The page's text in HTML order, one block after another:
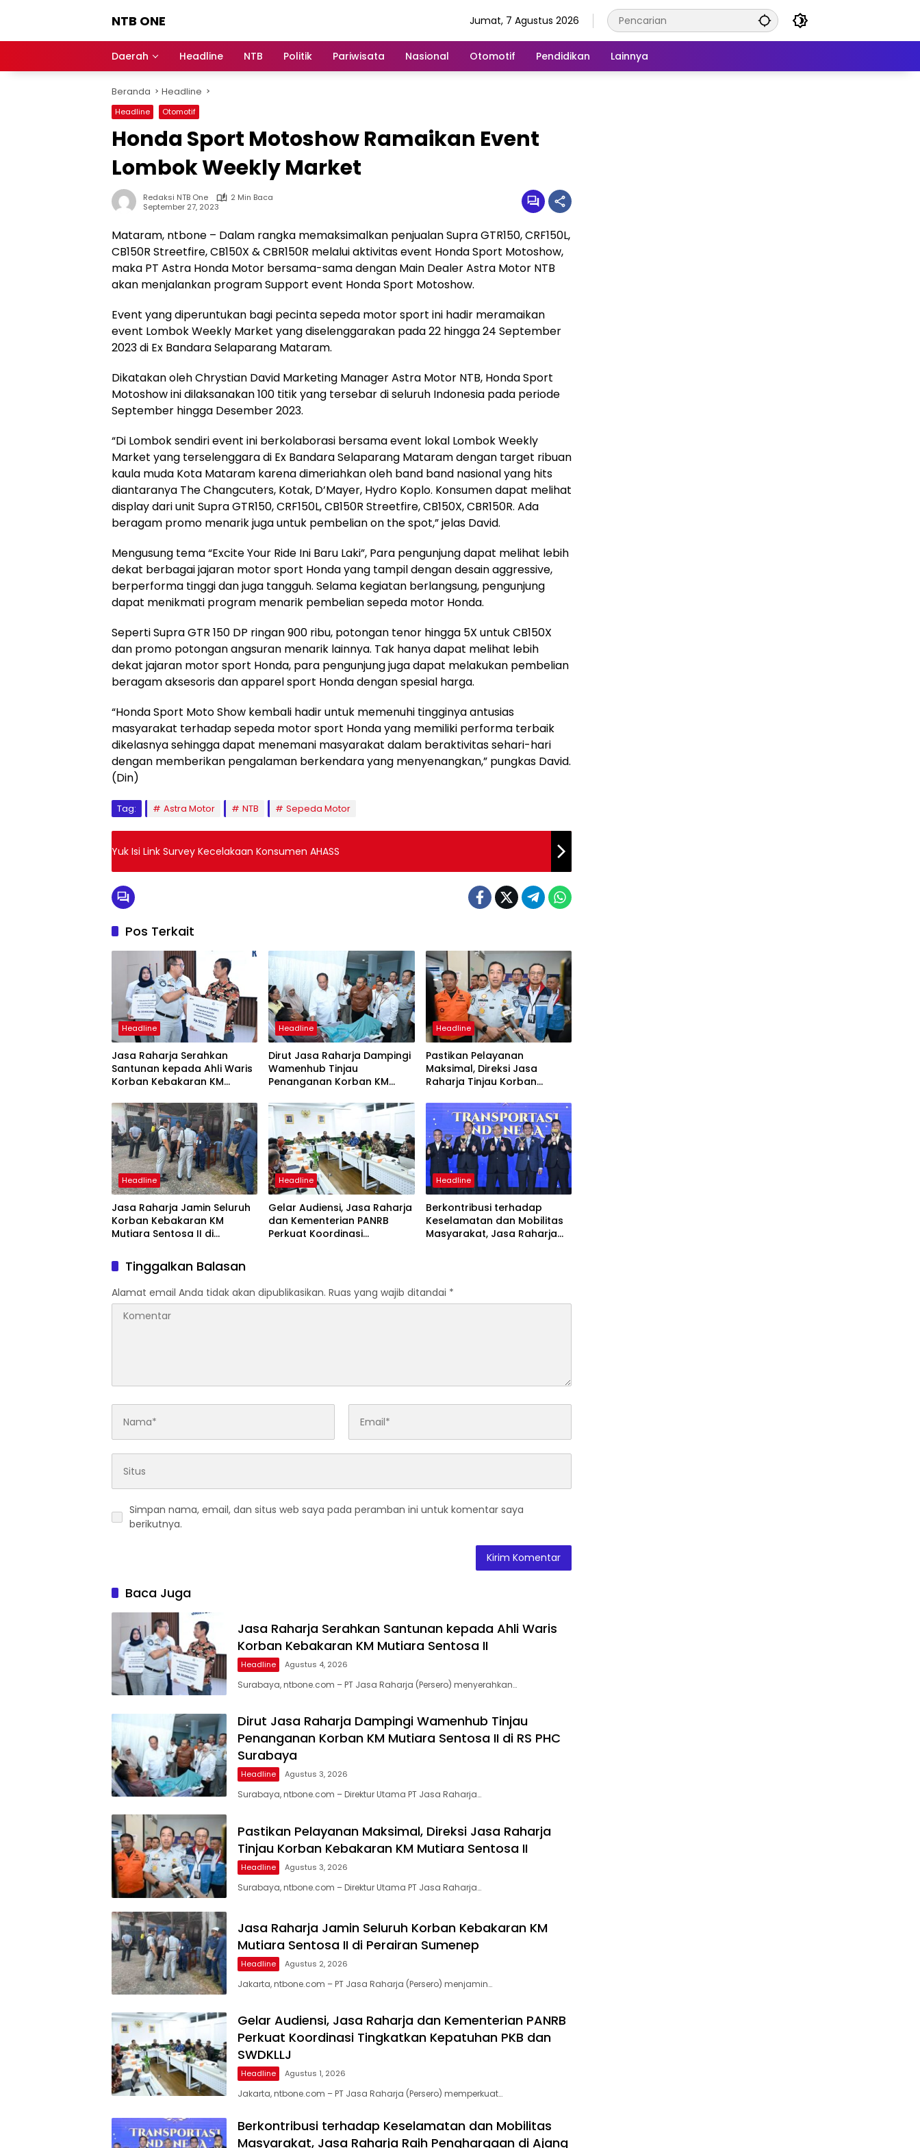
NTB ONE
dan
Berita
Lombok
Jumat, 7 Agustus 2026
Daerah Headline NTB Politik Pariwisata Nasional Otomotif Pendidikan Lainnya
Beranda Headline
Headline Otomotif
Honda Sport Motoshow Ramaikan Event
Lombok Weekly Market
Redaksi NTB One
2 Min Baca
September 27, 2023
Mataram, ntbone – Dalam rangka memaksimalkan penjualan Supra GTR150, CRF150L,
CB150R Streetfire, CB150X & CBR150R melalui aktivitas event Honda Sport Motoshow,
maka PT Astra Honda Motor bersama-sama dengan Main Dealer Astra Motor NTB
akan menjalankan program Support event Honda Sport Motoshow.
Event yang diperuntukan bagi pecinta sepeda motor sport ini hadir meramaikan
event Lombok Weekly Market yang diselenggarakan pada 22 hingga 24 September
2023 di Ex Bandara Selaparang Mataram.
Dikatakan oleh Chrystian David Marketing Manager Astra Motor NTB, Honda Sport
Motoshow ini dilaksanakan 100 titik yang tersebar di seluruh Indonesia pada periode
September hingga Desember 2023.
“Di Lombok sendiri event ini berkolaborasi bersama event lokal Lombok Weekly
Market yang terselenggara di Ex Bandara Selaparang Mataram dengan target ribuan
kaula muda Kota Mataram karena dimeriahkan oleh band band nasional yang hits
diantaranya The Changcuters, Kotak, D’Mayer, Hydro Koplo. Konsumen dapat melihat
display dari unit Supra GTR150, CRF150L, CB150R Streetfire, CB150X, CBR150R. Ada
beragam promo menarik juga untuk pembelian on the spot,” jelas David.
Mengusung tema “Excite Your Ride Ini Baru Laki”, Para pengunjung dapat melihat lebih
dekat berbagai jajaran motor sport Honda yang tampil dengan desain aggressive,
berperforma tinggi dan juga tangguh. Selama kegiatan berlangsung, pengunjung
dapat menikmati program menarik pembelian sepeda motor Honda.
Seperti Supra GTR 150 DP ringan 900 ribu, potongan tenor hingga 5X untuk CB150X
dan promo potongan angsuran menarik lainnya. Tak hanya dapat melihat lebih
dekat jajaran motor sport Honda, para pengunjung juga dapat melakukan pembelian
beragam aksesoris dan apparel sport Honda dengan spesial harga.
“Honda Sport Moto Show kembali hadir untuk memenuhi tingginya antusias
masyarakat terhadap sepeda motor sport Honda yang memiliki performa terbaik
dikelasnya sehingga dapat menemani masyarakat dalam beraktivitas sehari-hari
dengan memberikan pengalaman berkendara yang menyenangkan,” pungkas David.
(Din)
Tag: Astra Motor NTB Sepeda Motor
Yuk Isi Link Survey Kecelakaan Konsumen AHASS
Pos Terkait
Headline
Jasa Raharja Serahkan
Santunan kepada Ahli Waris
Korban Kebakaran KM
Headline
Dirut Jasa Raharja Dampingi
Wamenhub Tinjau
Penanganan Korban KM
Surabaya
Headline
Pastikan Pelayanan
Maksimal, Direksi Jasa
Raharja Tinjau Korban
Sentosa II
Headline
Jasa Raharja Jamin Seluruh
Korban Kebakaran KM
Mutiara Sentosa II di
Headline
Gelar Audiensi, Jasa Raharja
dan Kementerian PANRB
Perkuat Koordinasi
Headline
Berkontribusi terhadap
Keselamatan dan Mobilitas
Masyarakat, Jasa Raharja
Tinggalkan Balasan
Alamat email Anda tidak akan dipublikasikan. Ruas yang wajib ditandai *
Simpan nama, email, dan situs web saya pada peramban ini untuk komentar saya
berikutnya.
Baca Juga
Jasa Raharja Serahkan Santunan kepada Ahli Waris
Korban Kebakaran KM Mutiara Sentosa II
Headline Agustus 4, 2026
Surabaya, ntbone.com – PT Jasa Raharja (Persero) menyerahkan…
Dirut Jasa Raharja Dampingi Wamenhub Tinjau
Penanganan Korban KM Mutiara Sentosa II di RS PHC
Surabaya
Headline Agustus 3, 2026
Surabaya, ntbone.com – Direktur Utama PT Jasa Raharja…
Pastikan Pelayanan Maksimal, Direksi Jasa Raharja
Tinjau Korban Kebakaran KM Mutiara Sentosa II
Headline Agustus 3, 2026
Surabaya, ntbone.com – Direktur Utama PT Jasa Raharja…
Jasa Raharja Jamin Seluruh Korban Kebakaran KM
Mutiara Sentosa II di Perairan Sumenep
Headline Agustus 2, 2026
Jakarta, ntbone.com – PT Jasa Raharja (Persero) menjamin…
Gelar Audiensi, Jasa Raharja dan Kementerian PANRB
Perkuat Koordinasi Tingkatkan Kepatuhan PKB dan
SWDKLLJ
Headline Agustus 1, 2026
Jakarta, ntbone.com – PT Jasa Raharja (Persero) memperkuat…
Berkontribusi terhadap Keselamatan dan Mobilitas
Masyarakat, Jasa Raharja Raih Penghargaan di Ajang